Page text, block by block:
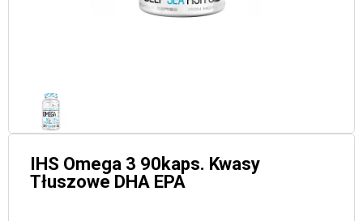
IHS Omega 3 90kaps. Kwasy
Tłuszowe DHA EPA